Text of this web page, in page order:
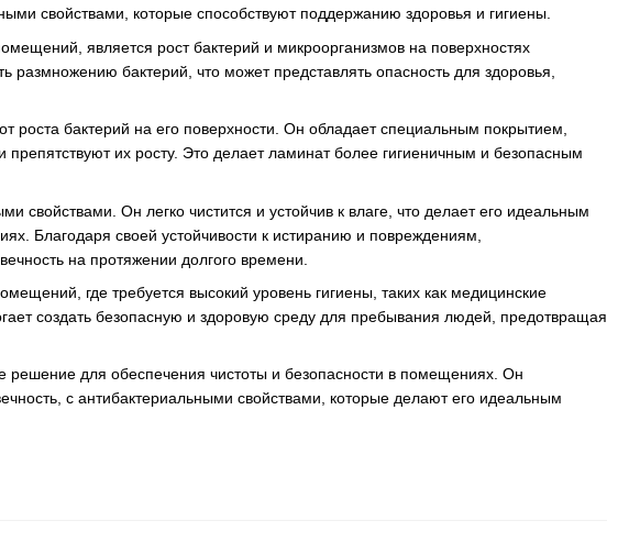
свойствами, которые способствуют поддержанию здоровья и гигиены.
является рост бактерий и микроорганизмов на поверхностях
размножению бактерий, что может представлять опасность для здоровья,
роста бактерий на его поверхности. Он обладает специальным покрытием,
их росту. Это делает ламинат более гигиеничным и безопасным
свойствами. Он легко чистится и устойчив к влаге, что делает его идеальным
Благодаря своей устойчивости к истиранию и повреждениям,
на протяжении долгого времени.
где требуется высокий уровень гигиены, таких как медицинские
создать безопасную и здоровую среду для пребывания людей, предотвращая
для обеспечения чистоты и безопасности в помещениях. Он
с антибактериальными свойствами, которые делают его идеальным